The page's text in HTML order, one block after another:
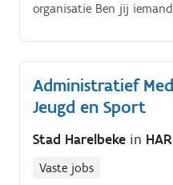
organisatie Ben jij
administratief
vertrouwd
bezoekers.
Administratief
Jeugd en Sport
Stad Harelbeke in
Vaste jobs